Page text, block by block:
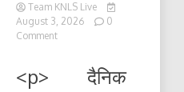
Team KNLS Live
August 3, 2026
0
Commenton
<p> दैनिक